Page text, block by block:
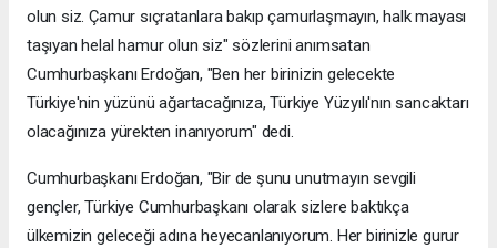
olun siz. Çamur sıçratanlara bakıp çamurlaşmayın, halk mayası
taşıyan helal hamur olun siz" sözlerini anımsatan
Cumhurbaşkanı Erdoğan, "Ben her birinizin gelecekte
Türkiye'nin yüzünü ağartacağınıza, Türkiye Yüzyılı'nın sancaktarı
olacağınıza yürekten inanıyorum" dedi.
Cumhurbaşkanı Erdoğan, "Bir de şunu unutmayın sevgili
gençler, Türkiye Cumhurbaşkanı olarak sizlere baktıkça
ülkemizin geleceği adına heyecanlanıyorum. Her birinizle gurur